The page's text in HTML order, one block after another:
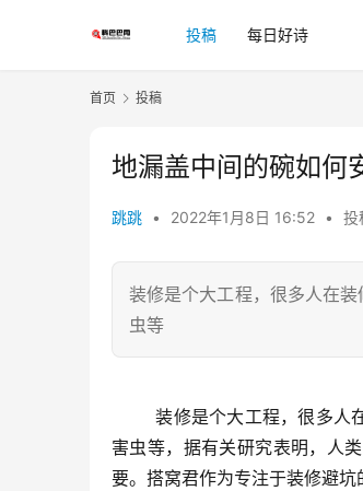
投稿 每日好诗
首页 投稿
地漏盖中间的碗如何
跳跳 • 2022年1月8日 16:52 • 投
装修是个大工程，很多人在
虫等
	装修是个大工程，很多人在装修中比较关注甲醛、苯等化学污染，忽视了一些生物污染，比如下水道的臭味和
害虫等，据有关研究表明，人
要。搭窝君作为专注于装修避坑